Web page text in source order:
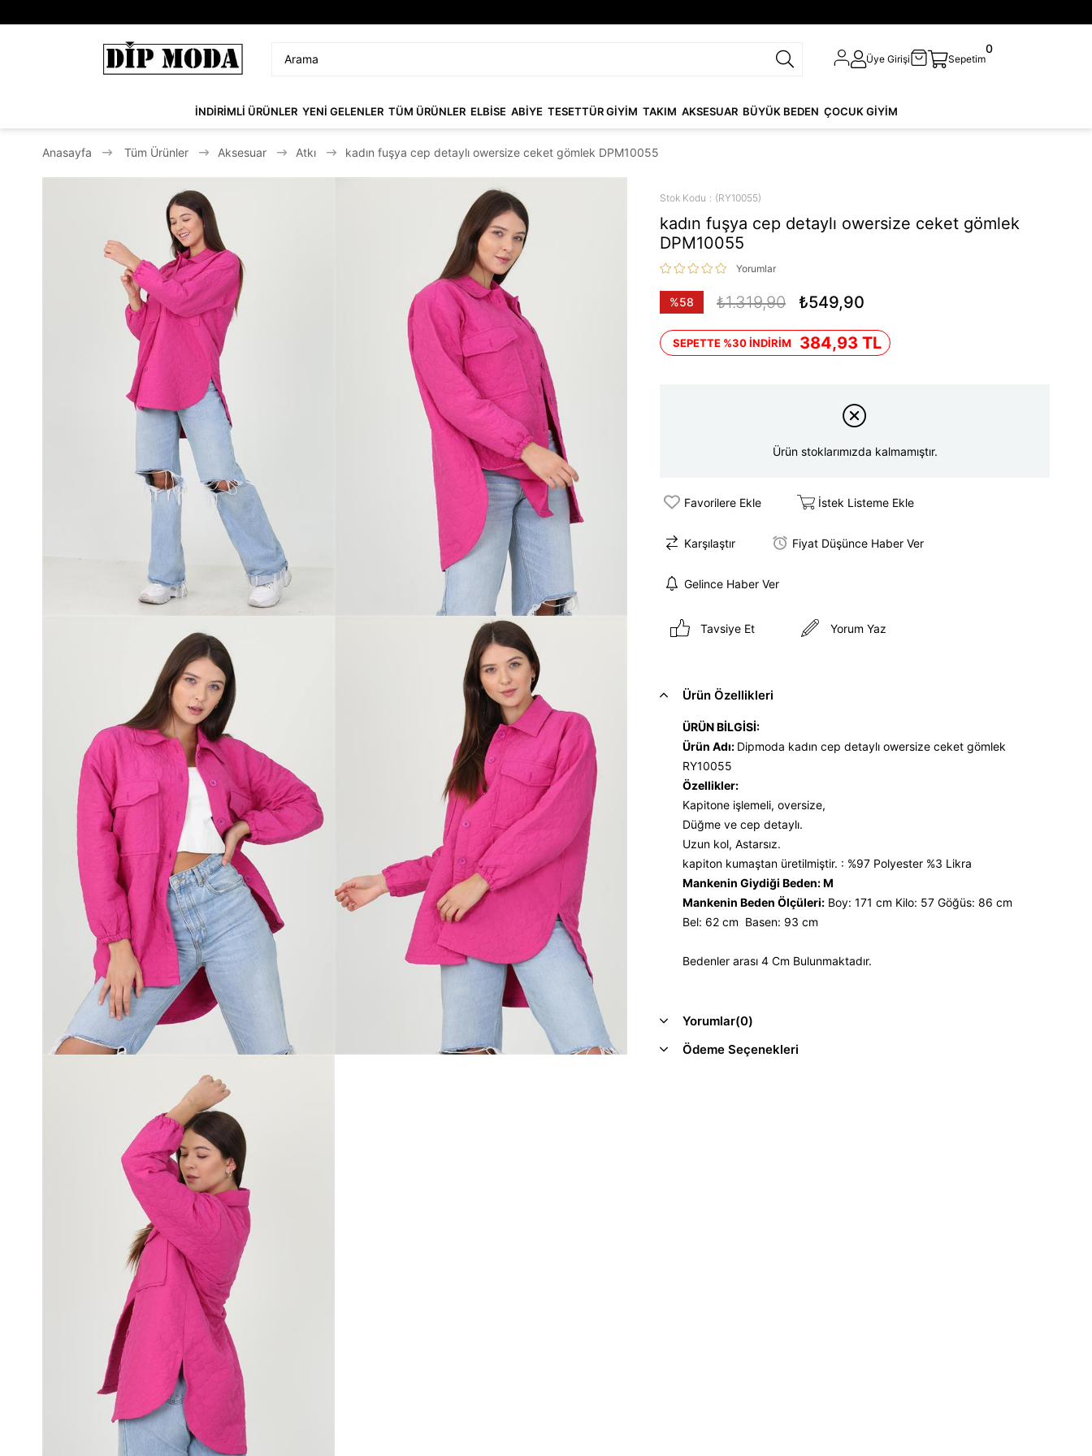
Üye Girişi Sepetim
0
İNDİRİMLİ ÜRÜNLER YENİ GELENLER TÜM ÜRÜNLER ELBİSE ABİYE TESETTÜR GİYİM TAKIM AKSESUAR BÜYÜK BEDEN ÇOCUK GİYİM
Anasayfa Tüm Ürünler Aksesuar Atkı kadın fuşya cep detaylı owersize ceket gömlek DPM10055
Stok Kodu (RY10055)
kadın fuşya cep detaylı owersize ceket gömlek
DPM10055
Yorumlar
%58
₺1.319,90 ₺549,90
SEPETTE %30 İNDİRİM 384,93 TL
Ürün stoklarımızda kalmamıştır.
Favorilere Ekle İstek Listeme Ekle
Karşılaştır Fiyat Düşünce Haber Ver
Gelince Haber Ver
Tavsiye Et Yorum Yaz
Ürün Özellikleri
ÜRÜN BİLGİSİ:
Ürün Adı: Dipmoda kadın cep detaylı owersize ceket gömlek
RY10055
Özellikler:
Kapitone işlemeli, oversize,
Düğme ve cep detaylı.
Uzun kol, Astarsız.
kapiton kumaştan üretilmiştir. : %97 Polyester %3 Likra
Mankenin Giydiği Beden: M
Mankenin Beden Ölçüleri: Boy: 171 cm Kilo: 57 Göğüs: 86 cm
Bel: 62 cm Basen: 93 cm
Bedenler arası 4 Cm Bulunmaktadır.
Yorumlar(0)
Ödeme Seçenekleri